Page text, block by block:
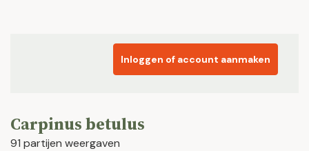
Inloggen of account aanmaken
Carpinus betulus
91 partijen weergaven